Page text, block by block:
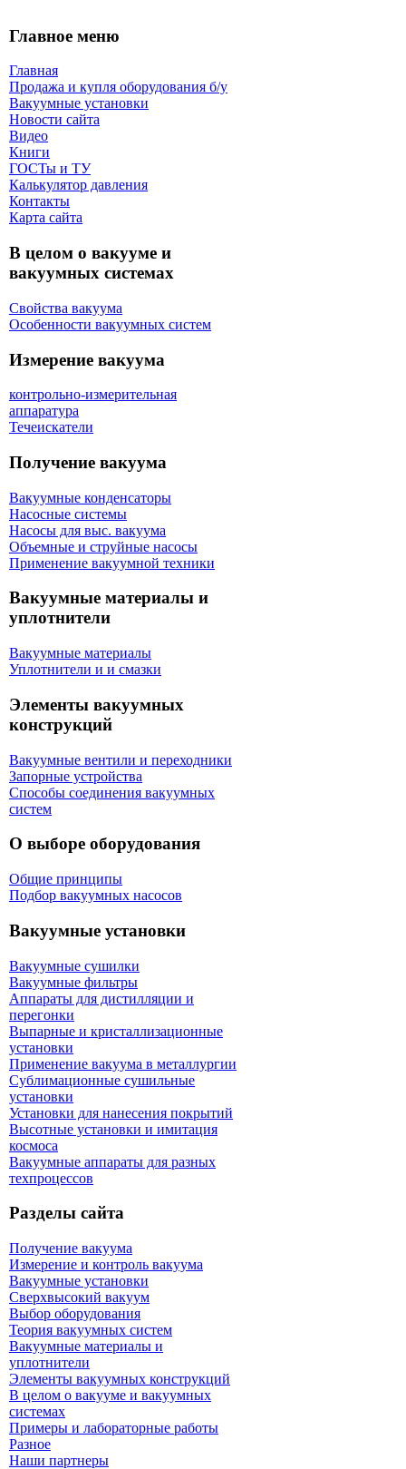
Главное меню
Главная
Продажа и купля оборудования б/y
Вакуумные установки
Новости сайта
Видео
Книги
ГОСТы и ТУ
Калькулятор давления
Контакты
Карта сaйта
В целом о вакууме и
вакуумных системах
Свойства вакуума
Особенности вакуумных систем
Измерение вакуума
контрольно-измерительная
аппаратура
Течеискатели
Получение вакуума
Вакуумные конденсаторы
Насосные системы
Насосы для выс. вакуума
Объемные и струйные насосы
Применение вакуумной техники
Вакуумные материалы и
уплотнители
Вакуумные материалы
Уплотнители и и смазки
Элементы вакуумных
конструкций
Вакуумные вентили и переходники
Запорные устройства
Способы соединения вакуумных
систем
О выборе оборудования
Общие принципы
Подбор вакуумных насосов
Вакуумные установки
Вакуумные сушилки
Вакуумные фильтры
Аппараты для дистилляции и
перегонки
Выпарные и кристаллизационные
установки
Применение вакуума в металлургии
Сублимационные сушильные
установки
Установки для нанесения покрытий
Высотные установки и имитация
космоса
Вакуумные аппараты для разных
техпроцессов
Разделы сайта
Получение вакуума
Измерение и контроль вакуума
Вакуумные установки
Сверхвысокий вакуум
Выбор оборудования
Теория вакуумных систем
Вакуумные материалы и
уплотнители
Элементы вакуумных конструкций
В целом о вакууме и вакуумных
системах
Примеры и лабораторные работы
Разное
Наши партнеры